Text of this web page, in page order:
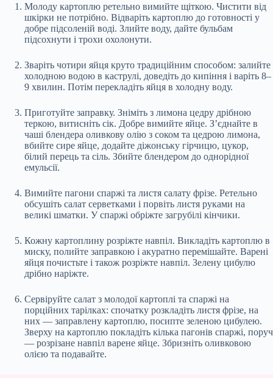
Молоду картоплю ретельно вимийте щіткою. Чистити від
шкірки не потрібно. Відваріть картоплю до готовності у
добре підсоленій воді. Злийте воду, дайте бульбам
підсохнути і трохи охолонути.
Зваріть чотири яйця круто традиційним способом: залийте
холодною водою в каструлі, доведіть до кипіння і варіть 8–
9 хвилин. Потім перекладіть яйця в холодну воду.
Приготуйте заправку. Зніміть з лимона цедру дрібною
теркою, витисніть сік. Добре вимийте яйце. З’єднайте в
чаші блендера оливкову олію з соком та цедрою лимона,
вбийте сире яйце, додайте діжонську гірчицю, цукор,
білий перець та сіль. Збийте блендером до однорідної
емульсії.
Вимийте пагони спаржі та листя салату фрізе. Ретельно
обсушіть салат серветками і порвіть листя руками на
великі шматки. У спаржі обріжте загрубілі кінчики.
Кожну картоплину розріжте навпіл. Викладіть картоплю в
миску, полийте заправкою і акуратно перемішайте. Варені
яйця почистьте і також розріжте навпіл. Зелену цибулю
дрібно наріжте.
Сервіруйте салат з молодої картоплі та спаржі на
порційних тарілках: спочатку розкладіть листя фрізе, на
них — заправлену картоплю, посипте зеленою цибулею.
Зверху на картоплю покладіть кілька пагонів спаржі, поруч
— розрізане навпіл варене яйце. Збризніть оливковою
олією та подавайте.